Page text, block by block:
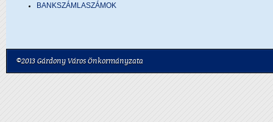
BANKSZÁMLASZÁMOK
©2013 Gárdony Város Önkormányzata